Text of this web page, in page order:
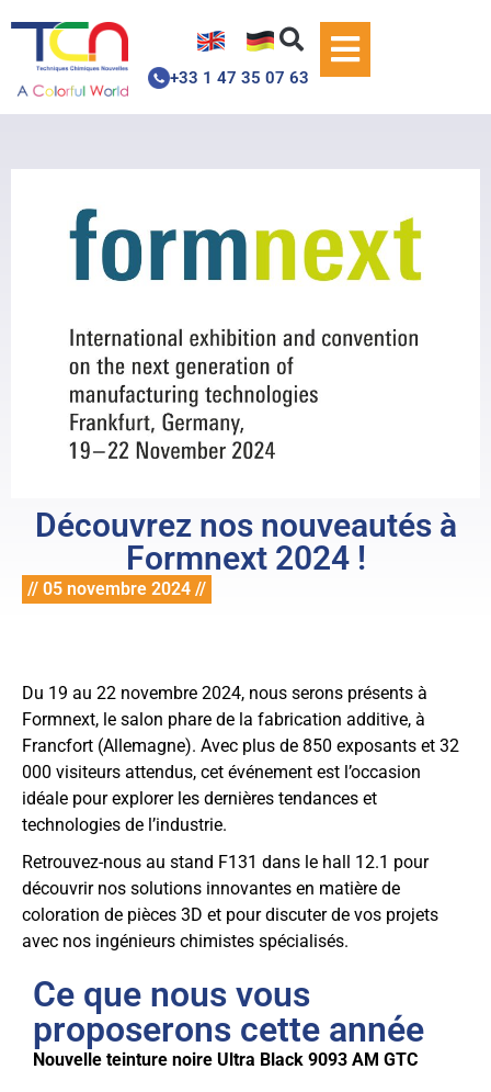
+33 1 47 35 07 63
Découvrez nos nouveautés à
Formnext 2024 !
// 05 novembre 2024 //
Du 19 au 22 novembre 2024, nous serons présents à
Formnext, le salon phare de la fabrication additive, à
Francfort (Allemagne). Avec plus de 850 exposants et 32
000 visiteurs attendus, cet événement est l’occasion
idéale pour explorer les dernières tendances et
technologies de l’industrie.
Retrouvez-nous au stand F131 dans le hall 12.1 pour
découvrir nos solutions innovantes en matière de
coloration de pièces 3D et pour discuter de vos projets
avec nos ingénieurs chimistes spécialisés.
Ce que nous vous
proposerons cette année
Nouvelle teinture noire Ultra Black 9093 AM GTC